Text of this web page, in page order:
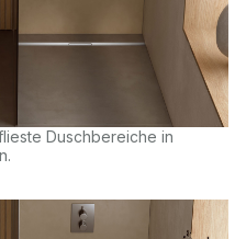
Duschbereiche in